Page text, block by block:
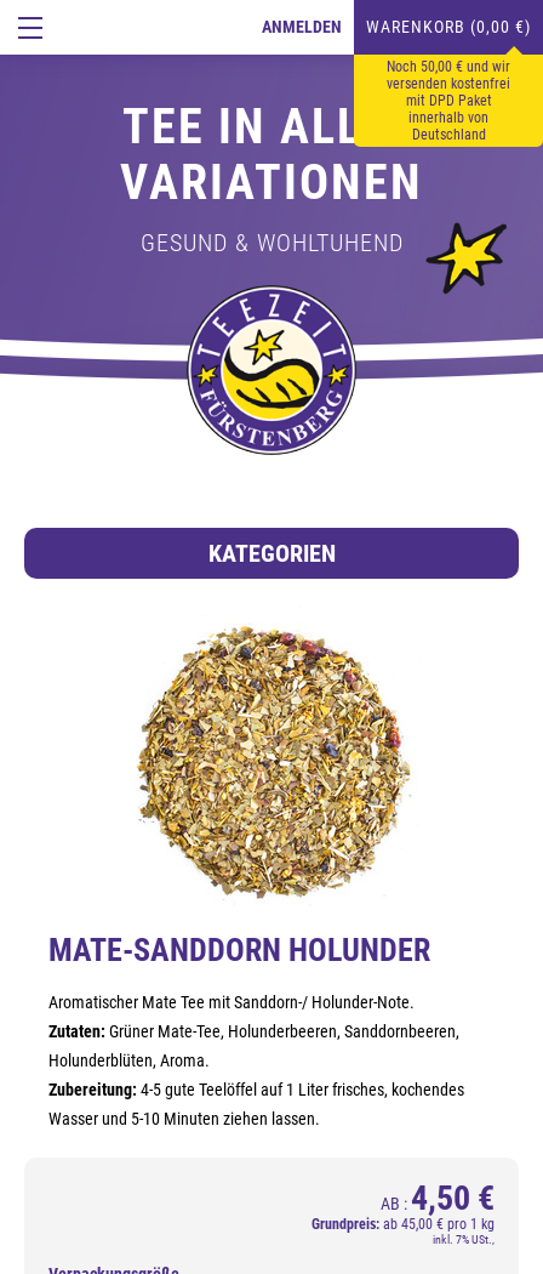
ANMELDEN WARENKORB (0,00 €)
Noch 50,00 € und wir
versenden kostenfrei
mit DPD Paket
innerhalb von
Deutschland
TEE IN ALLEN
VARIATIONEN
GESUND & WOHLTUHEND
KATEGORIEN
MATE-SANDDORN HOLUNDER
Aromatischer Mate Tee mit Sanddorn-/ Holunder-Note.
Zutaten: Grüner Mate-Tee, Holunderbeeren, Sanddornbeeren,
Holunderblüten, Aroma.
Zubereitung: 4-5 gute Teelöffel auf 1 Liter frisches, kochendes
Wasser und 5-10 Minuten ziehen lassen.
AB : 4,50 €
Grundpreis: ab 45,00 € pro 1 kg
inkl. 7% USt.,